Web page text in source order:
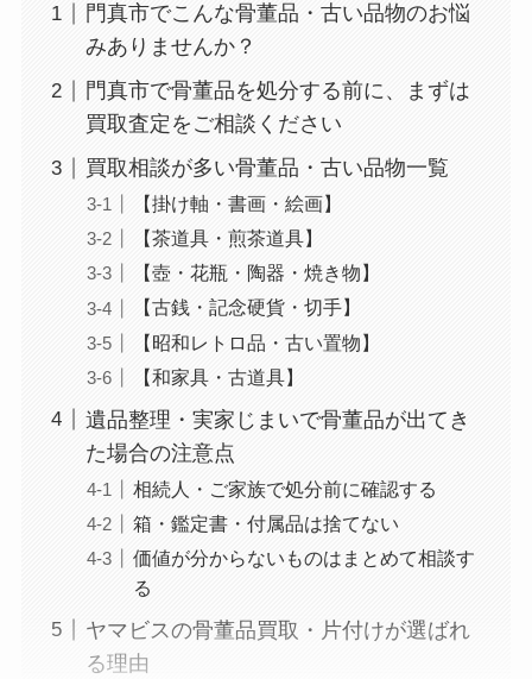
門真市でこんな骨董品・古い品物のお悩
みありませんか？
門真市で骨董品を処分する前に、まずは
買取査定をご相談ください
買取相談が多い骨董品・古い品物一覧
【掛け軸・書画・絵画】
【茶道具・煎茶道具】
【壺・花瓶・陶器・焼き物】
【古銭・記念硬貨・切手】
【昭和レトロ品・古い置物】
【和家具・古道具】
遺品整理・実家じまいで骨董品が出てき
た場合の注意点
相続人・ご家族で処分前に確認する
箱・鑑定書・付属品は捨てない
価値が分からないものはまとめて相談す
る
ヤマビスの骨董品買取・片付けが選ばれ
る理由